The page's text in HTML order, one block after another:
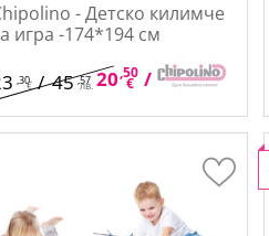
- Детско килимче
игра -174*194 см
,30€/45 ,57
лв. 20,50
€ / 40,10
лв.